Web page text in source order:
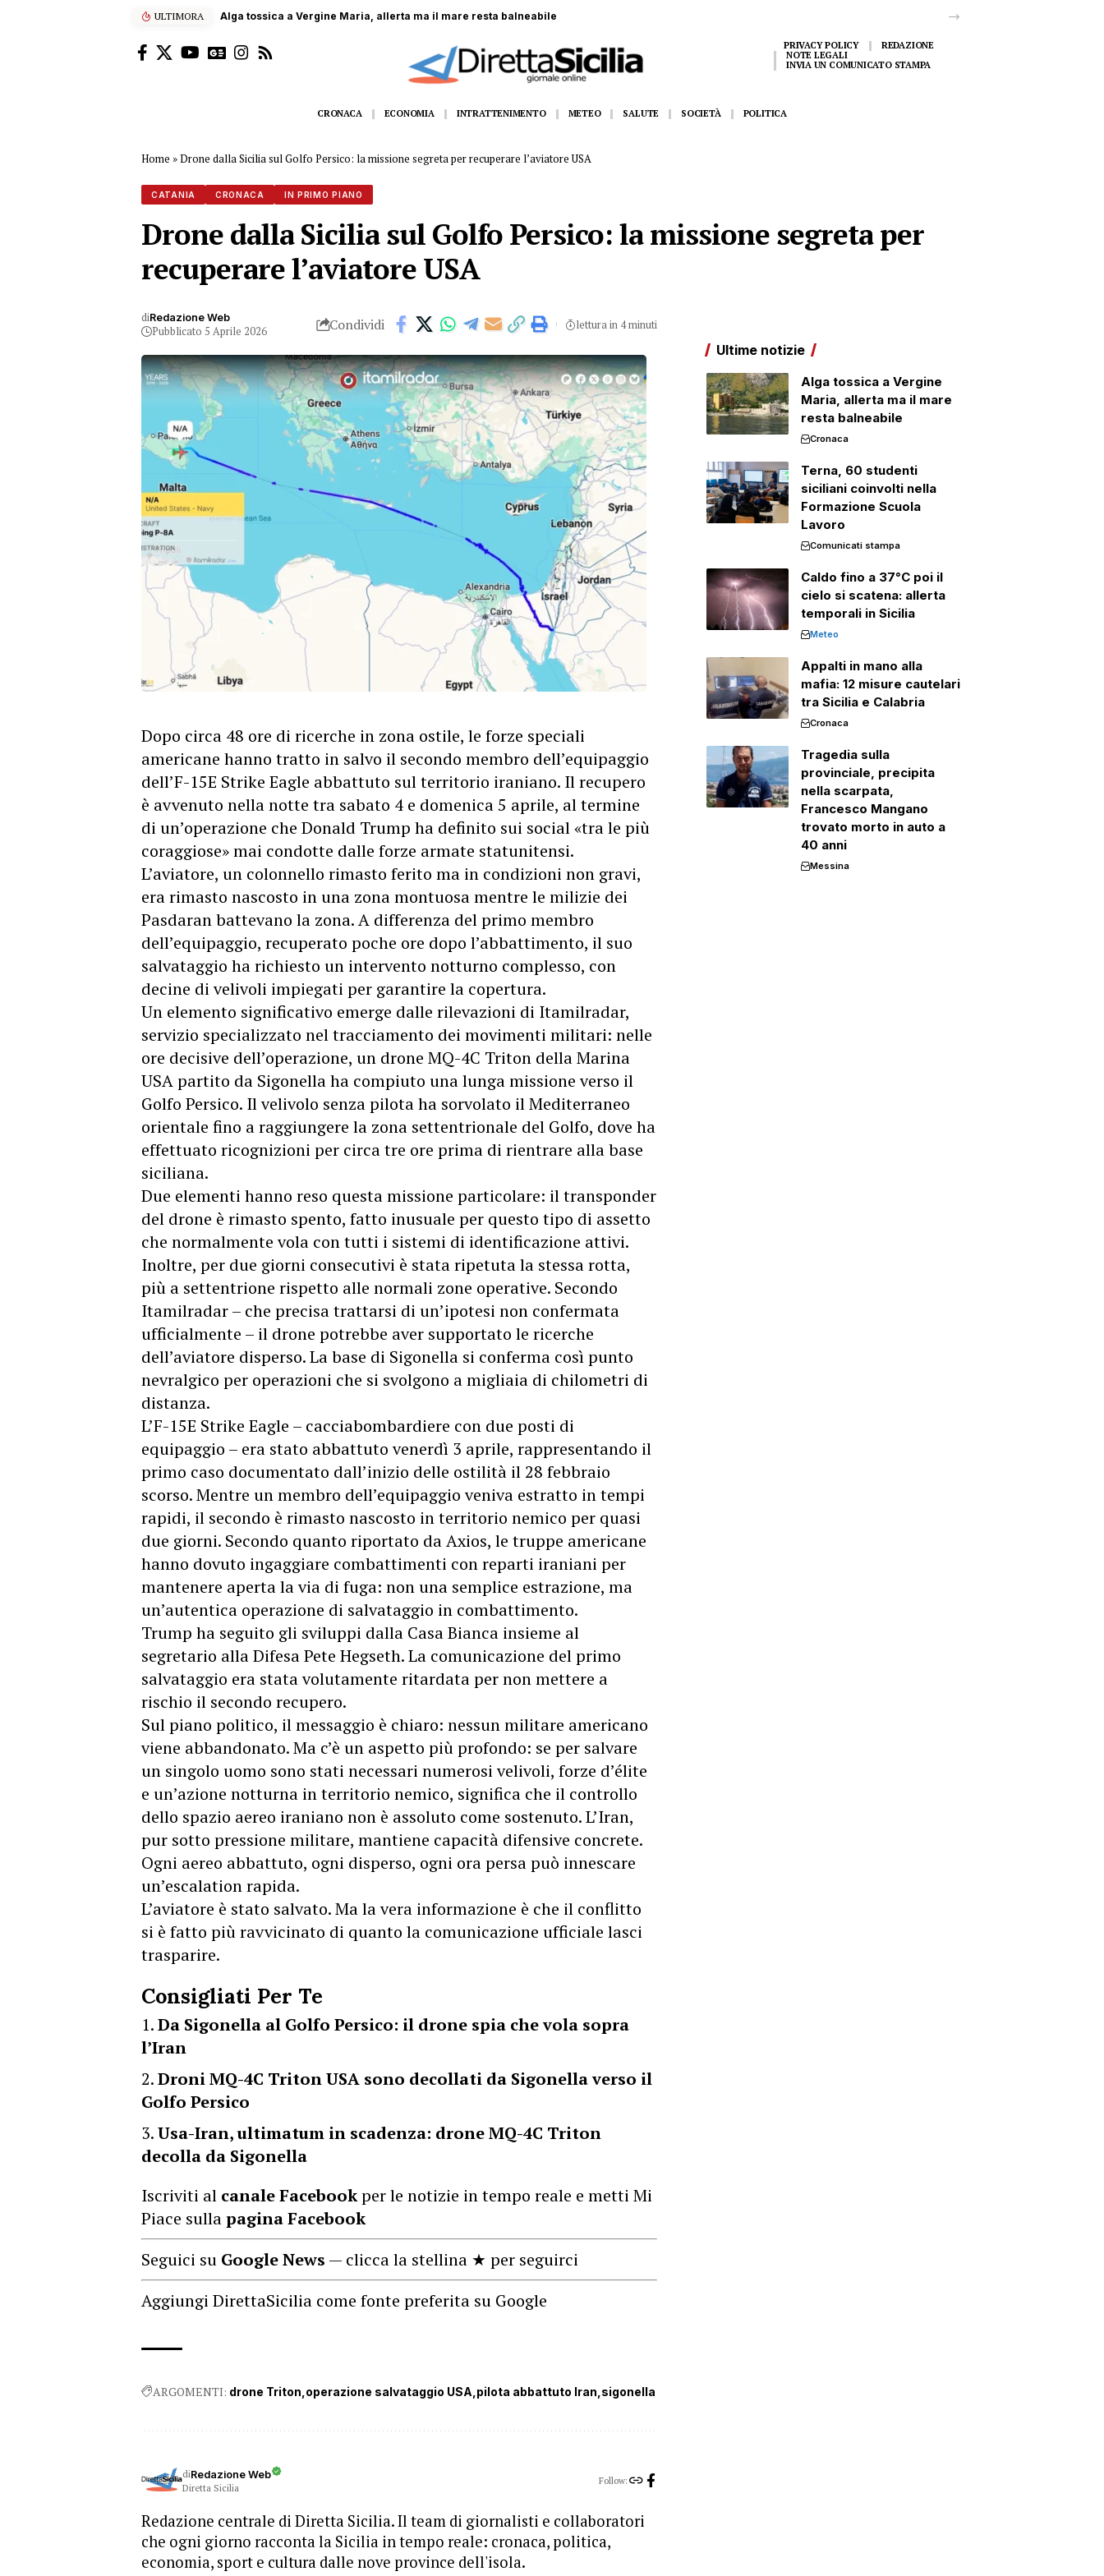
ULTIMORA Terna, 60 studenti siciliani coinvolti nella Formazione Scuola Lavoro
PRIVACY POLICY
REDAZIONE
NOTE LEGALI
INVIA UN COMUNICATO STAMPA
CRONACA ECONOMIA INTRATTENIMENTO METEO SALUTE SOCIETÀ POLITICA
Home »Drone dalla Sicilia sul Golfo Persico: la missione segreta per recuperare l’aviatore USA
CATANIA CRONACA IN PRIMO PIANO
Drone dalla Sicilia sul Golfo Persico: la missione segreta per
recuperare l’aviatore USA
diRedazione Web
Pubblicato 5 Aprile 2026 Condividi lettura in 4 minuti
Dopo circa 48 ore di ricerche in zona ostile, le forze speciali
americane hanno tratto in salvo il secondo membro dell’equipaggio
dell’F-15E Strike Eagle abbattuto sul territorio iraniano. Il recupero
è avvenuto nella notte tra sabato 4 e domenica 5 aprile, al termine
di un’operazione che Donald Trump ha definito sui social «tra le più
coraggiose» mai condotte dalle forze armate statunitensi.
L’aviatore, un colonnello rimasto ferito ma in condizioni non gravi,
era rimasto nascosto in una zona montuosa mentre le milizie dei
Pasdaran battevano la zona. A differenza del primo membro
dell’equipaggio, recuperato poche ore dopo l’abbattimento, il suo
salvataggio ha richiesto un intervento notturno complesso, con
decine di velivoli impiegati per garantire la copertura.
Un elemento significativo emerge dalle rilevazioni di Itamilradar,
servizio specializzato nel tracciamento dei movimenti militari: nelle
ore decisive dell’operazione, un drone MQ-4C Triton della Marina
USA partito da Sigonella ha compiuto una lunga missione verso il
Golfo Persico. Il velivolo senza pilota ha sorvolato il Mediterraneo
orientale fino a raggiungere la zona settentrionale del Golfo, dove ha
effettuato ricognizioni per circa tre ore prima di rientrare alla base
siciliana.
Due elementi hanno reso questa missione particolare: il transponder
del drone è rimasto spento, fatto inusuale per questo tipo di assetto
che normalmente vola con tutti i sistemi di identificazione attivi.
Inoltre, per due giorni consecutivi è stata ripetuta la stessa rotta,
più a settentrione rispetto alle normali zone operative. Secondo
Itamilradar – che precisa trattarsi di un’ipotesi non confermata
ufficialmente – il drone potrebbe aver supportato le ricerche
dell’aviatore disperso. La base di Sigonella si conferma così punto
nevralgico per operazioni che si svolgono a migliaia di chilometri di
distanza.
L’F-15E Strike Eagle – cacciabombardiere con due posti di
equipaggio – era stato abbattuto venerdì 3 aprile, rappresentando il
primo caso documentato dall’inizio delle ostilità il 28 febbraio
scorso. Mentre un membro dell’equipaggio veniva estratto in tempi
rapidi, il secondo è rimasto nascosto in territorio nemico per quasi
due giorni. Secondo quanto riportato da Axios, le truppe americane
hanno dovuto ingaggiare combattimenti con reparti iraniani per
mantenere aperta la via di fuga: non una semplice estrazione, ma
un’autentica operazione di salvataggio in combattimento.
Trump ha seguito gli sviluppi dalla Casa Bianca insieme al
segretario alla Difesa Pete Hegseth. La comunicazione del primo
salvataggio era stata volutamente ritardata per non mettere a
rischio il secondo recupero.
Sul piano politico, il messaggio è chiaro: nessun militare americano
viene abbandonato. Ma c’è un aspetto più profondo: se per salvare
un singolo uomo sono stati necessari numerosi velivoli, forze d’élite
e un’azione notturna in territorio nemico, significa che il controllo
dello spazio aereo iraniano non è assoluto come sostenuto. L’Iran,
pur sotto pressione militare, mantiene capacità difensive concrete.
Ogni aereo abbattuto, ogni disperso, ogni ora persa può innescare
un’escalation rapida.
L’aviatore è stato salvato. Ma la vera informazione è che il conflitto
si è fatto più ravvicinato di quanto la comunicazione ufficiale lasci
trasparire.
Consigliati Per Te
Da Sigonella al Golfo Persico: il drone spia che vola sopra
l’Iran
Droni MQ-4C Triton USA sono decollati da Sigonella verso il
Golfo Persico
Usa-Iran, ultimatum in scadenza: drone MQ-4C Triton
decolla da Sigonella
Iscriviti al canale Facebookper le notizie in tempo reale e metti Mi
Piace sullapagina Facebook
Seguici su Google News — clicca la stellina ★ per seguirci
Aggiungi DirettaSicilia come fonte preferita su Google
ARGOMENTI: drone Triton operazione salvataggio USA pilota abbattuto Iran sigonella
diRedazione Web
Diretta Sicilia
Follow:
Redazione centrale di Diretta Sicilia. Il team di giornalisti e collaboratori
che ogni giorno racconta la Sicilia in tempo reale: cronaca, politica,
economia, sport e cultura dalle nove province dell'isola.
Ultime notizie
Alga tossica a Vergine
Maria, allerta ma il mare
resta balneabile
Cronaca
Terna, 60 studenti
siciliani coinvolti nella
Formazione Scuola
Lavoro
Comunicati stampa
Caldo fino a 37°C poi il
cielo si scatena: allerta
temporali in Sicilia
Meteo
Appalti in mano alla
mafia: 12 misure cautelari
tra Sicilia e Calabria
Cronaca
Tragedia sulla
provinciale, precipita
nella scarpata,
Francesco Mangano
trovato morto in auto a
40 anni
Messina